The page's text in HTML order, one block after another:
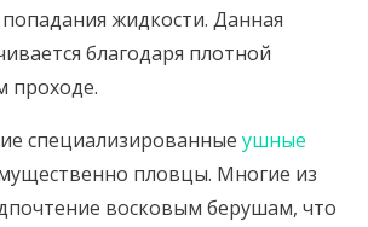
жидкости. Данная
благодаря плотной
проходе.
специализированные ушные
пловцы. Многие из
восковым берушам, что